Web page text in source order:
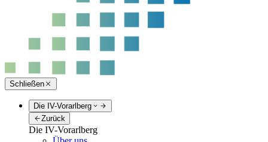
Schließen
Die IV-Vorarlberg
Zurück
Die IV-Vorarlberg